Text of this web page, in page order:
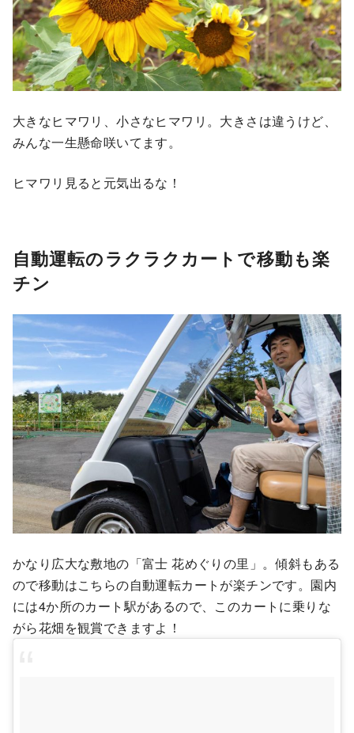
大きなヒマワリ、小さなヒマワリ。大きさは違うけど、
みんな一生懸命咲いてます。
ヒマワリ見ると元気出るな！
自動運転のラクラクカートで移動も楽
チン
かなり広大な敷地の「富士 花めぐりの里」。傾斜もある
ので移動はこちらの自動運転カートが楽チンです。園内
には4か所のカート駅があるので、このカートに乗りな
がら花畑を観賞できますよ！